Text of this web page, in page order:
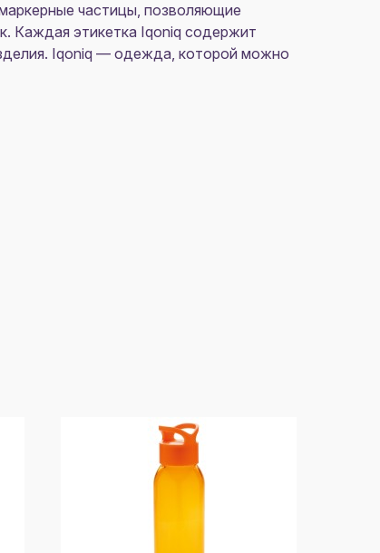
частицы, позволяющие
Каждая этикетка Iqoniq содержит
Iqoniq — одежда, которой можно